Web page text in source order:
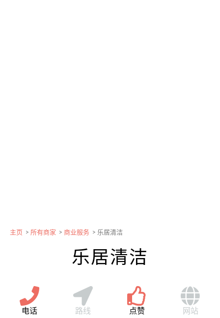
主页 > 所有商家 > 商业服务 > 乐居清洁
乐居清洁
电话 路线 点赞 网站